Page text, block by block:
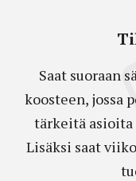
Saat suoraan
koosteen, jossa
tärkeitä asioita
Lisäksi saat